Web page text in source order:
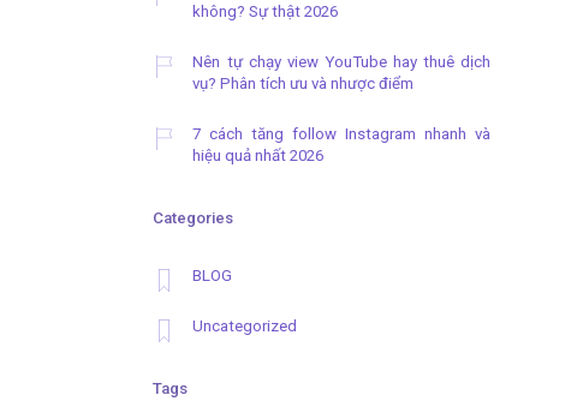
không? Sự thật 2026
Nên tự chạy view YouTube hay thuê dịch
vụ? Phân tích ưu và nhược điểm
7 cách tăng follow Instagram nhanh và
hiệu quả nhất 2026
Categories
BLOG
Uncategorized
Tags